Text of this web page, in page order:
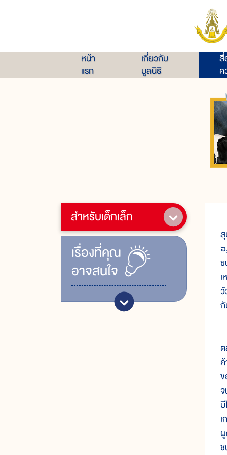
หน้า
แรก
เกี่ยวกับ
มูลนิธิ
สื่
ค
สำหรับเด็กเล็ก
เรื่ิองที่คุณ
อาจสนใจ